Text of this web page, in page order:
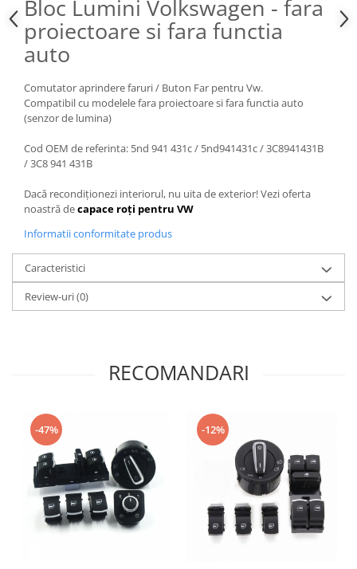
Spray Curatare Frane
Produse Intretinere si Detailing
Lubrifianti si Spray-uri de Curatare
Curatare si Detailing Interior
Vopsitorie, Chituri si Adezivi
Articole Auto Sezoniere
Cabluri Pornire
Bloc Lumini Volkswagen - fara
proiectoare si fara functia
auto
Comutator aprindere faruri / Buton Far pentru Vw.
Compatibil cu modelele fara proiectoare si fara functia auto
(senzor de lumina)
Cod OEM de referinta: 5nd 941 431c / 5nd941431c / 3C8941431B
/ 3C8 941 431B
Dacă recondiționezi interiorul, nu uita de exterior! Vezi oferta
noastră decapace roți pentru VW
Informatii conformitate produs
Caracteristici
Review-uri(0)
RECOMANDARI
-47% -12%